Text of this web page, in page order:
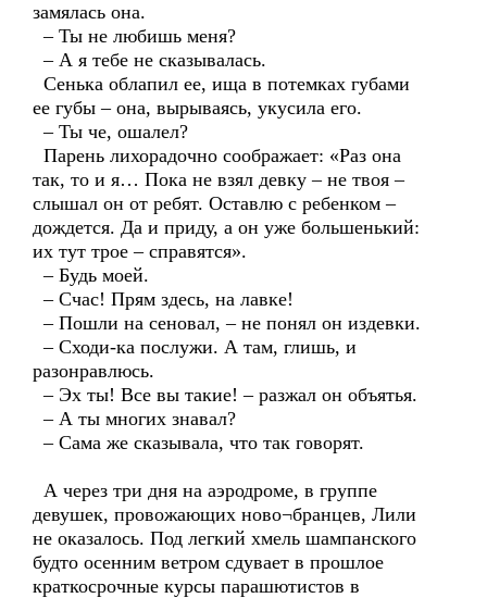
замялась она.
– Ты не любишь меня?
– А я тебе не сказывалась.
Сенька облапил ее, ища в потемках губами
ее губы – она, вырываясь, укусила его.
– Ты че, ошалел?
Парень лихорадочно соображает: «Раз она
так, то и я… Пока не взял девку – не твоя –
слышал он от ребят. Оставлю с ребенком –
дождется. Да и приду, а он уже большенький:
их тут трое – справятся».
– Будь моей.
– Счас! Прям здесь, на лавке!
– Пошли на сеновал, – не понял он издевки.
– Сходи-ка послужи. А там, глишь, и
разонравлюсь.
– Эх ты! Все вы такие! – разжал он объятья.
– А ты многих знавал?
– Сама же сказывала, что так говорят.
А через три дня на аэродроме, в группе
девушек, провожающих ново¬бранцев, Лили
не оказалось. Под легкий хмель шампанского
будто осенним ветром сдувает в прошлое
краткосрочные курсы парашютистов в